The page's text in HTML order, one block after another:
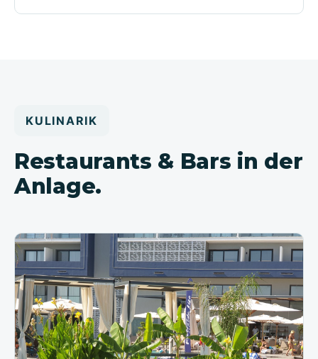
KULINARIK
Restaurants & Bars in der
Anlage.